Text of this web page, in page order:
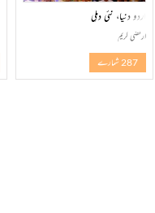
اردو دنیا، نئی دہلی
ارتضٰی کریم
287 شمارے